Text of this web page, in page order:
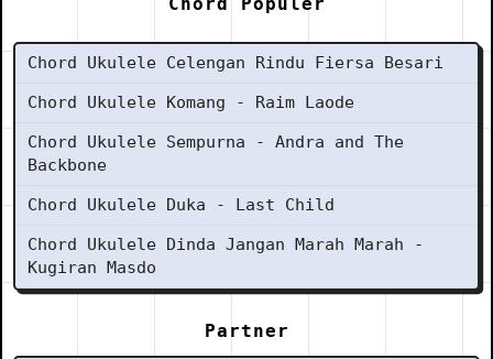
Chord Ukulele Celengan Rindu Fiersa Besari
Chord Ukulele Komang - Raim Laode
Chord Ukulele Sempurna - Andra and The
Backbone
Chord Ukulele Duka - Last Child
Chord Ukulele Dinda Jangan Marah Marah -
Kugiran Masdo
Partner